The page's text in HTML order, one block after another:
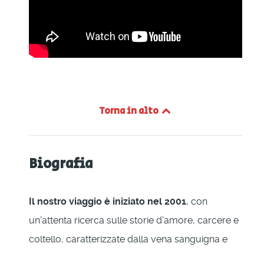
Torna in alto
Biografia
Il nostro viaggio è iniziato nel 2001, con
un’attenta ricerca sulle storie d’amore, carcere e
coltello, caratterizzate dalla vena sanguigna e